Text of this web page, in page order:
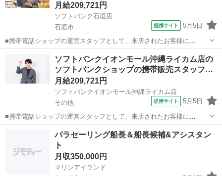
月給209,721円
ソフトバンク石垣店
石垣市
提携サイト 5月5日
■携帯電話ショップの運営スタッフとして、来店されたお客様に
Android、iPhone、iPadなどの端末及びプランを提案します。 最初は
緊張するかもしれませんが、「お客様のお役に立ちたい」というお気
持ちがあれば大丈夫です。...
その他
ソフトバンクイオンモール沖縄ライカム店の
ソフトバンクショップの携帯販売スタッフ…
月給209,721円
ソフトバンクイオンモール沖縄ライカム店
その他
提携サイト 5月5日
■携帯電話ショップの運営スタッフとして、来店されたお客様に
Android、iPhone、iPadなどの端末及びプランを提案します。 最初は
緊張するかもしれませんが、「お客様のお役に立ちたい」というお気
持ちがあれば大丈夫です。...
パラセーリング船長＆船長候補&アシスタン
ト
月収350,000円
マリンアイランド